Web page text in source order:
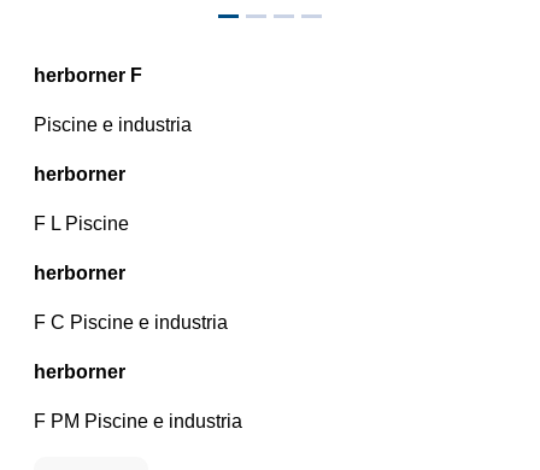
herborner F
Piscine e industria
herborner
F L Piscine
herborner
F C Piscine e industria
herborner
F PM Piscine e industria